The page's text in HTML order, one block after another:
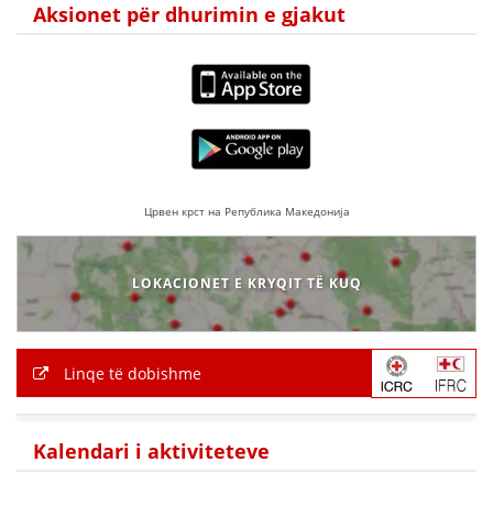
Aksionet për dhurimin e gjakut
Црвен крст на Република Македонија
LOKACIONET E KRYQIT TË KUQ
Linqe të dobishme
Kalendari i aktiviteteve